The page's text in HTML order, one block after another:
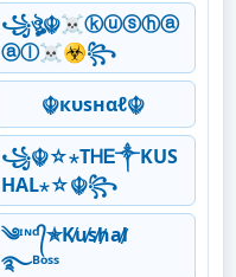
꧁ঔৣ☬☠ⓚⓤⓢⓗⓐ
ⓐⓛ☠☣꧂
☬кυѕнαℓ☬
꧁☬☆⋆ТᎻᎬ༒KUS
HAL⋆☆☬꧂
༄ᶦᶰᵈ᭄✯K̸u̸s̸h̸a̸l̸
࿐ᴮᵒˢˢ